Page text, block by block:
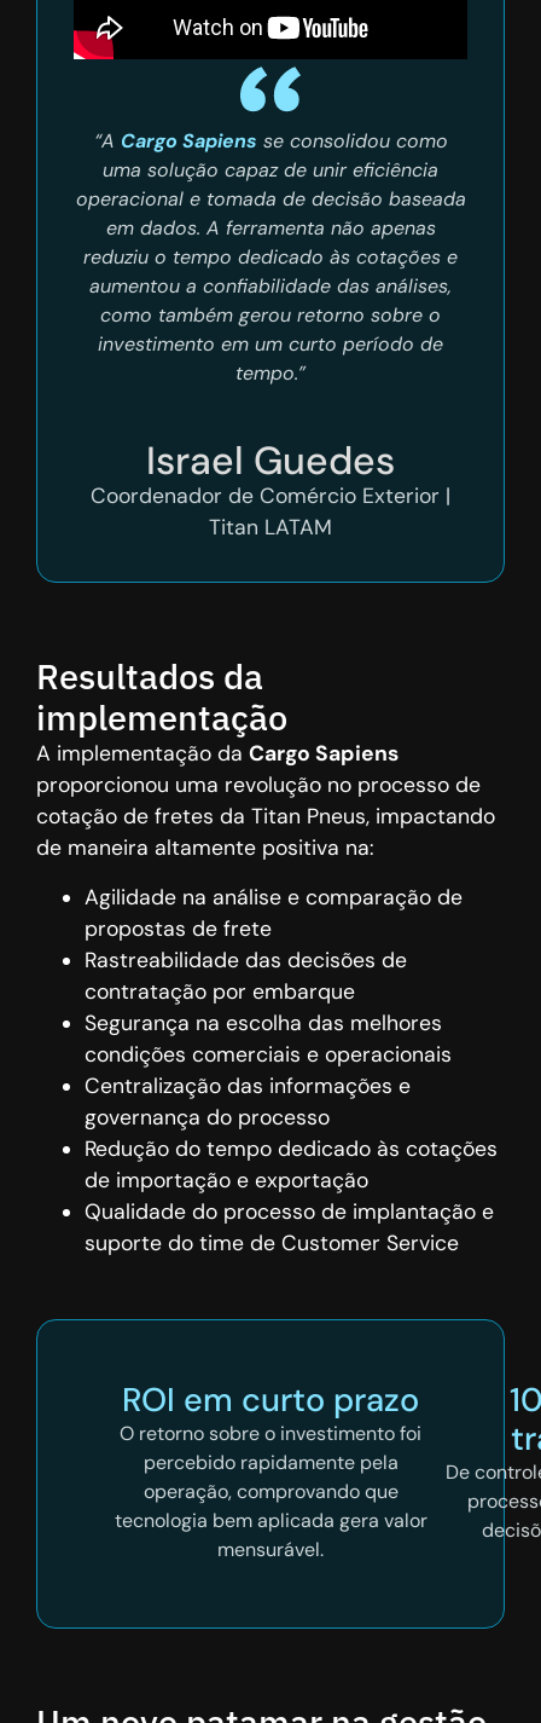
“A Cargo Sapiens se consolidou como
uma solução capaz de unir eficiência
operacional e tomada de decisão baseada
em dados. A ferramenta não apenas
reduziu o tempo dedicado às cotações e
aumentou a confiabilidade das análises,
como também gerou retorno sobre o
investimento em um curto período de
tempo.”
Israel Guedes
Coordenador de Comércio Exterior |
Titan LATAM
Resultados da
implementação
A implementação da Cargo Sapiens
proporcionou uma revolução no processo de
cotação de fretes da Titan Pneus, impactando
de maneira altamente positiva na:
Agilidade na análise e comparação de
propostas de frete
Rastreabilidade das decisões de
contratação por embarque
Segurança na escolha das melhores
condições comerciais e operacionais
Centralização das informações e
governança do processo
Redução do tempo dedicado às cotações
de importação e exportação
Qualidade do processo de implantação e
suporte do time de Customer Service
ROI em curto prazo
O retorno sobre o investimento foi
percebido rapidamente pela
operação, comprovando que
tecnologia bem aplicada gera valor
mensurável.
De